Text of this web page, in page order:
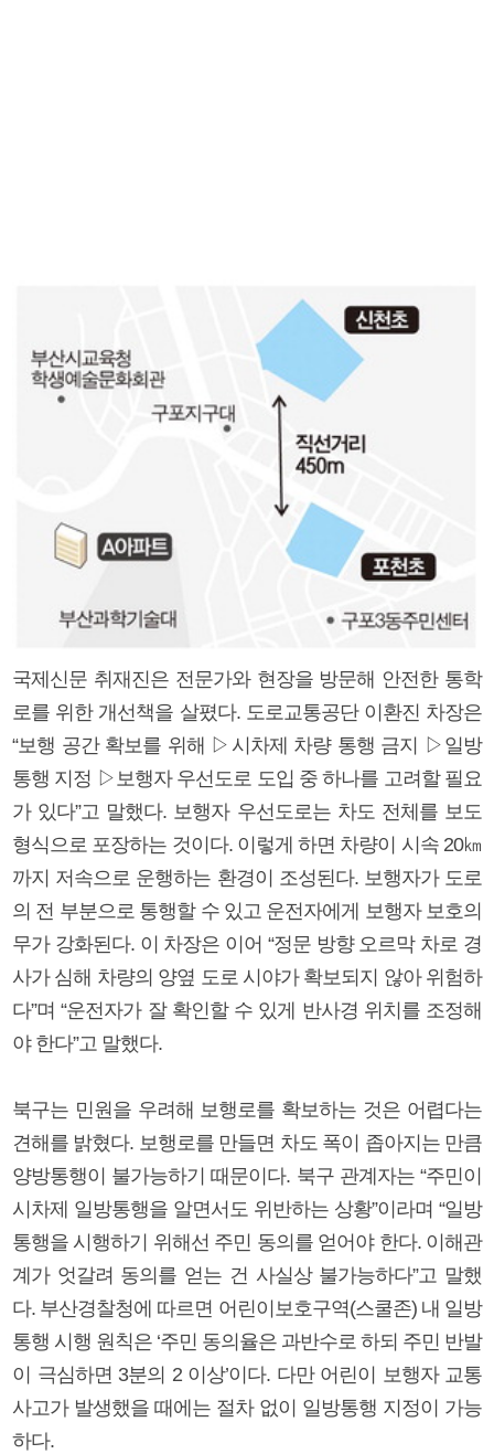
국제신문 취재진은 전문가와 현장을 방문해 안전한 통학
로를 위한 개선책을 살폈다. 도로교통공단 이환진 차장은
“보행 공간 확보를 위해 ▷시차제 차량 통행 금지 ▷일방
통행 지정 ▷보행자 우선도로 도입 중 하나를 고려할 필요
가 있다”고 말했다. 보행자 우선도로는 차도 전체를 보도
형식으로 포장하는 것이다. 이렇게 하면 차량이 시속 20㎞
까지 저속으로 운행하는 환경이 조성된다. 보행자가 도로
의 전 부분으로 통행할 수 있고 운전자에게 보행자 보호의
무가 강화된다. 이 차장은 이어 “정문 방향 오르막 차로 경
사가 심해 차량의 양옆 도로 시야가 확보되지 않아 위험하
다”며 “운전자가 잘 확인할 수 있게 반사경 위치를 조정해
야 한다”고 말했다.
북구는 민원을 우려해 보행로를 확보하는 것은 어렵다는
견해를 밝혔다. 보행로를 만들면 차도 폭이 좁아지는 만큼
양방통행이 불가능하기 때문이다. 북구 관계자는 “주민이
시차제 일방통행을 알면서도 위반하는 상황”이라며 “일방
통행을 시행하기 위해선 주민 동의를 얻어야 한다. 이해관
계가 엇갈려 동의를 얻는 건 사실상 불가능하다”고 말했
다. 부산경찰청에 따르면 어린이보호구역(스쿨존) 내 일방
통행 시행 원칙은 ‘주민 동의율은 과반수로 하되 주민 반발
이 극심하면 3분의 2 이상’이다. 다만 어린이 보행자 교통
사고가 발생했을 때에는 절차 없이 일방통행 지정이 가능
하다.